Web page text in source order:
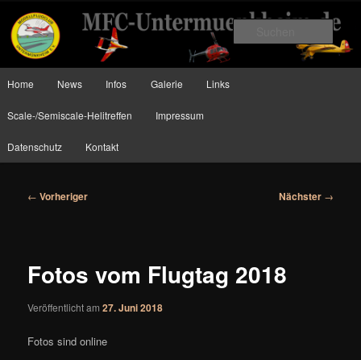
primären
Inhalt
springenMFC Untermünkheim
Planes, Helis and more….
Home News Infos Galerie Links
Scale-/Semiscale-Helitreffen Impressum
Datenschutz Kontakt
Beitragsnavigation
← Vorheriger Nächster →
Fotos vom Flugtag 2018
Veröffentlicht am27. Juni 2018
Fotos sind online